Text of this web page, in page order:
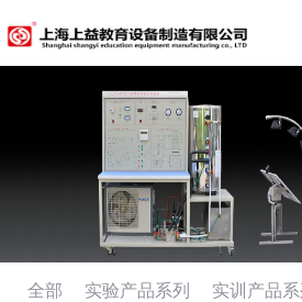
全部 实验产品系列 实训产品系